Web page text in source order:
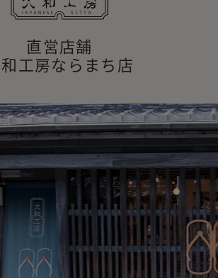
直営店舗
工房ならまち店